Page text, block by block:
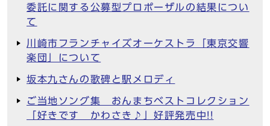
委託に関する公募型プロポーザルの結果につい
て
川崎市フランチャイズオーケストラ「東京交響
楽団」について
坂本九さんの歌碑と駅メロディ
ご当地ソング集 おんまちベストコレクション
「好きです かわさき♪」好評発売中!!